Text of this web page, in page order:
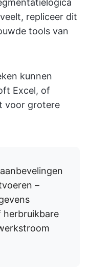
repliceer dit
tools van
kunnen
Excel, of
voor grotere
–
herbruikbare